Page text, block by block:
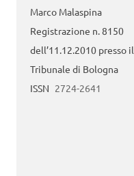
Marco Malaspina
Registrazione n. 8150
dell’11.12.2010 presso il
Tribunale di Bologna
ISSN 2724-2641